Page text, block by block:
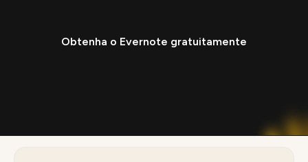
Obtenha o Evernote gratuitamente